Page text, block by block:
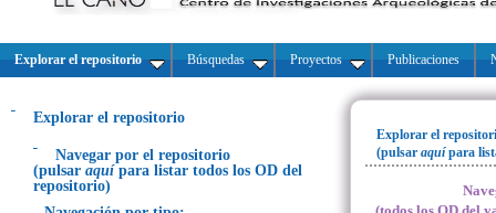
Explorar el repositorio Búsquedas Proyectos Publicaciones
Explorar el repositorio
Navegar por el repositorio
(pulsar aquí para listar todos los OD del
repositorio)
Explorar el
(pulsar aquípara